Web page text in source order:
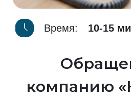
Время: 10-15
компанию